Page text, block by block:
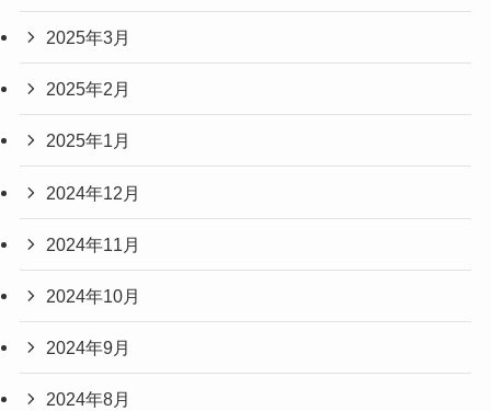
2025年3月
2025年2月
2025年1月
2024年12月
2024年11月
2024年10月
2024年9月
2024年8月